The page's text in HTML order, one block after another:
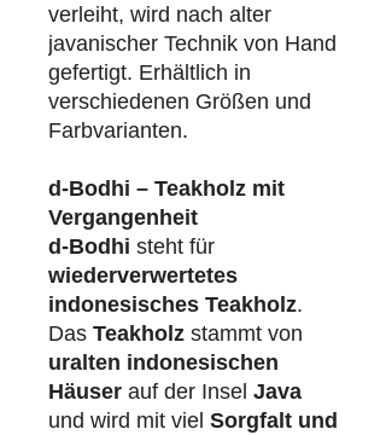
verleiht, wird nach alter
javanischer Technik von Hand
gefertigt. Erhältlich in
verschiedenen Größen und
Farbvarianten.
d-Bodhi – Teakholz mit
Vergangenheit
d-Bodhi steht für
wiederverwertetes
indonesisches Teakholz.
Das Teakholz stammt von
uralten indonesischen
Häuser auf der Insel Java
und wird mit viel Sorgfalt und